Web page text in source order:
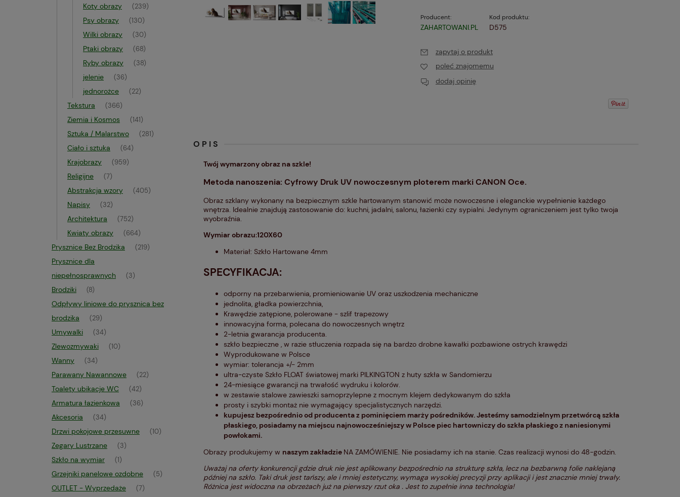
Koty obrazy (239)
Psy obrazy (130)
Wilki obrazy (30)
Ptaki obrazy (68)
Ryby obrazy (38)
jelenie (36)
jednorożce (22)
Tekstura (366)
Ziemia i Kosmos (141)
Sztuka / Malarstwo (281)
Ciało i sztuka (64)
Krajobrazy (959)
Religijne (7)
Abstrakcja wzory (405)
Napisy (32)
Architektura (752)
Kwiaty obrazy (664)
Prysznice Bez Brodzika (219)
Prysznice dla
niepełnosprawnych
(3)
Brodziki (8)
Odpływy liniowe do prysznica bez
brodzika
(29)
Umywalki (34)
Zlewozmywaki (10)
Wanny (34)
Parawany Nawannowe (22)
Toalety ubikacje WC (42)
Armatura łazienkowa (36)
Akcesoria (34)
Drzwi pokojowe przesuwne (10)
Zegary Lustrzane (3)
Szkło na wymiar (1)
Grzejniki panelowe ozdobne (5)
OUTLET - Wyprzedaże (7)
Producent:
ZAHARTOWANI.PL
Kod produktu:
D575
zapytaj o produkt
poleć znajomemu
dodaj opinię
OPIS
Twój wymarzony obraz na szkle!
Metoda nanoszenia: Cyfrowy Druk UV nowoczesnym ploterem marki CANON Oce.
Obraz szklany wykonany na bezpiecznym szkle hartowanym stanowić może nowoczesne i eleganckie wypełnienie każdego
wnętrza. Idealnie znajdują zastosowanie do: kuchni, jadalni, salonu, łazienki czy sypialni. Jedynym ograniczeniem jest tylko twoja
wyobraźnia.
Wymiar obrazu:120X60
Materiał: Szkło Hartowane 4mm
SPECYFIKACJA:
odporny na przebarwienia, promieniowanie UV oraz uszkodzenia mechaniczne
jednolita, gładka powierzchnia,
Krawędzie zatępione, polerowane - szlif trapezowy
innowacyjna forma, polecana do nowoczesnych wnętrz
2-letnia gwarancja producenta.
szkło bezpieczne , w razie stłuczenia rozpada się na bardzo drobne kawałki pozbawione ostrych krawędzi
Wyprodukowane w Polsce
wymiar: tolerancja +/- 2mm
ultra-czyste Szkło FLOAT światowej marki PILKINGTON z huty szkła w Sandomierzu
24-miesiące gwarancji na trwałość wydruku i kolorów.
w zestawie stalowe zawieszki samoprzylepne z mocnym klejem dedykowanym do szkła
prosty i szybki montaż nie wymagający specjalistycznych narzędzi.
kupujesz bezpośrednio od producenta z pominięciem marży pośredników. Jesteśmy samodzielnym przetwórcą szkła
płaskiego, posiadamy na miejscu najnowocześniejszy w Polsce piec hartowniczy do szkła płaskiego z naniesionymi
powłokami.
Obrazy produkujemy w naszym zakładzie NA ZAMÓWIENIE. Nie posiadamy ich na stanie. Czas realizacji wynosi do 48-godzin.
Uważaj na oferty konkurencji gdzie druk nie jest aplikowany bezpośrednio na strukturę szkła, lecz na bezbarwną folie naklejaną
później na szkło. Taki druk jest tańszy, ale i mniej estetyczny, wymaga wysokiej precyzji przy aplikacji i jest znacznie mniej trwały.
Różnica jest widoczna na obrzeżach już na pierwszy rzut oka . Jest to zupełnie inna technologia!